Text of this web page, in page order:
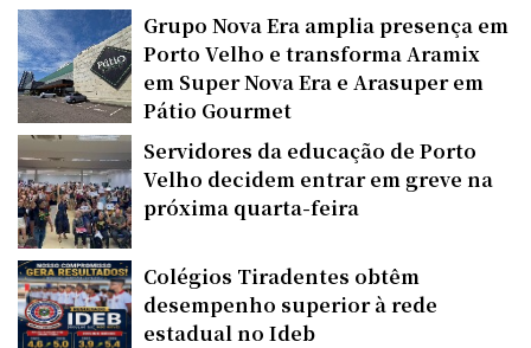
Grupo Nova Era amplia presença em
Porto Velho e transforma Aramix
em Super Nova Era e Arasuper em
Pátio Gourmet
Servidores da educação de Porto
Velho decidem entrar em greve na
próxima quarta-feira
Colégios Tiradentes obtêm
desempenho superior à rede
estadual no Ideb